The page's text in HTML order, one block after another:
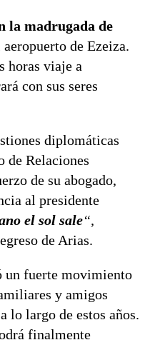
la madrugada de
de Ezeiza.
horas viaje a
con sus seres
diplomáticas
de Relaciones
de su abogado,
al presidente
el sol sale“,
de Arias.
un fuerte movimiento
y amigos
lo largo de estos años.
finalmente